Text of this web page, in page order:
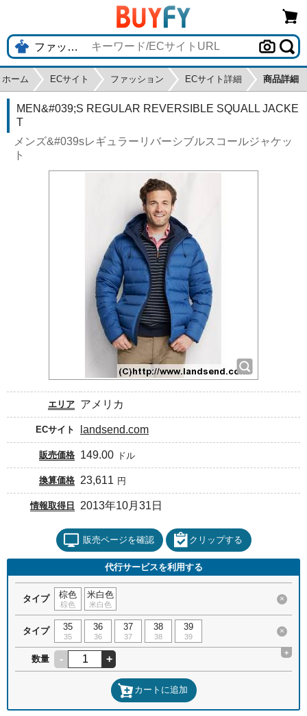
ホーム ECサイト ファッション ECサイト詳細 商品詳細
MEN&#039;S REGULAR REVERSIBLE SQUALL JACKE
T
メンズ&#039sレギュラーリバーシブルスコールジャケッ
ト
エリア アメリカ
ECサイト landsend.com
販売価格 149.00 ドル
換算価格 23,611 円
情報取得日 2013年10月31日
販売ページを確認 クリップする
代行サービスを利用する
タイプ 棕色
棕色
米白色
米白色
×
タイプ 35
35
36
36
37
37
38
38
39
39
×
数量 - +
+
カートに追加